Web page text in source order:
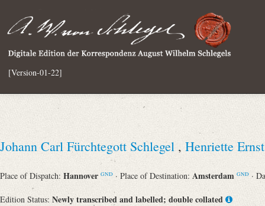
[Version-01-22]
Johann Carl Fürchtegott Schlegel , Henriette
Place of Dispatch: Hannover GND · Place of Destination: Amsterdam GND ·
Edition Status: Newly transcribed and labelled; double collated